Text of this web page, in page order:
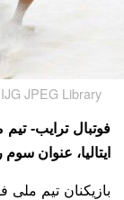
JPEG Library
ایتالیا، عنوان
بازیکنان تیم ملی